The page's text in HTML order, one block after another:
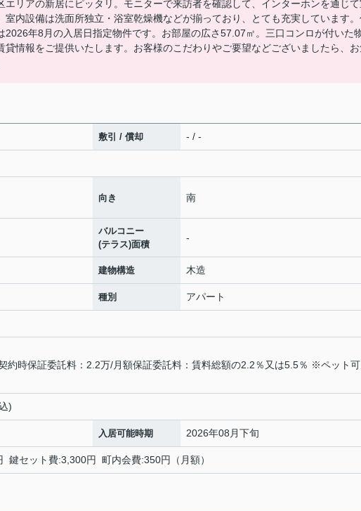
エリアの新居にピッタリ。モニターで来訪者を確認して、インターホンを通じ
室内設備は洗面所独立・浴室乾燥機などが揃っており、とても充実しています
2026年8月の入居日指定物件です。お部屋の広さ57.07㎡。三口コンロが付いた
貸情報をご提供いたします。お客様のこだわりやご要望などございましたら、
敷引 / 償却 - / -
向き 南
バルコニー
(テラス)面積
-
建物構造 木造
種別 アパート
約時保証委託料：2.2万/月額保証委託料：賃料総額の2.2％又は5.5％ ※ペット
)
入居可能時期 2026年08月下旬
鍵セット費:3,300円 町内会費:350円（月額）